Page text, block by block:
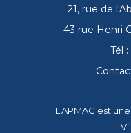
21, rue de
43 rue Henri
Tél
L'APMAC est